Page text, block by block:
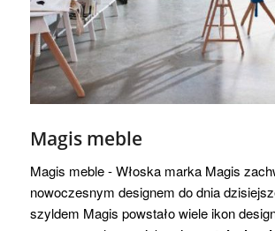
Magis meble
Magis meble - Włoska marka Magis
nowoczesnym designem do dnia
szyldem Magis powstało wiele ikon